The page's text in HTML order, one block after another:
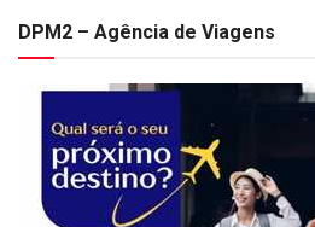
DPM2 – Agência de Viagens